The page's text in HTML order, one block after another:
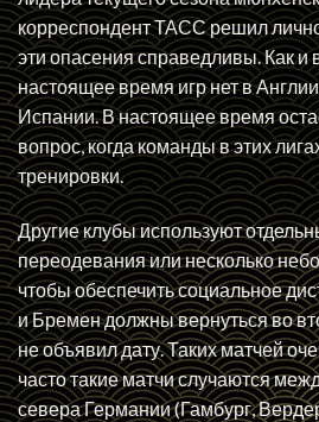
корреспондент ТАСС решил
эти опасения справедливы. Как и
настоящее время игр нет в
Испании. В настоящее время
вопрос, когда команды в этих
тренировки.
Другие клубы используют
переодевания или несколько
чтобы обеспечить социальное
и Бремен должны вернуться во
не объявил дату. Таких матчей
часто такие матчи случаются
севера Германии (Гамбург,